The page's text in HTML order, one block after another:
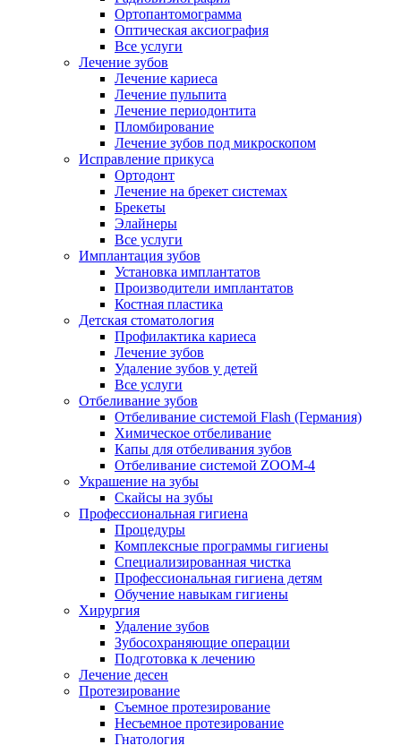
Ортопантомограмма
Оптическая аксиография
Все услуги
Лечение зубов
Лечение кариеса
Лечение пульпита
Лечение периодонтита
Пломбирование
Лечение зубов под микроскопом
Исправление прикуса
Ортодонт
Лечение на брекет системах
Брекеты
Элайнеры
Все услуги
Имплантация зубов
Установка имплантатов
Производители имплантатов
Костная пластика
Детская стоматология
Профилактика кариеса
Лечение зубов
Удаление зубов у детей
Все услуги
Отбеливание зубов
Отбеливание системой Flash (Германия)
Химическое отбеливание
Капы для отбеливания зубов
Отбеливание системой ZOOM-4
Украшение на зубы
Скайсы на зубы
Профессиональная гигиена
Процедуры
Комплексные программы гигиены
Специализированная чистка
Профессиональная гигиена детям
Обучение навыкам гигиены
Хирургия
Удаление зубов
Зубосохраняющие операции
Подготовка к лечению
Лечение десен
Протезирование
Съемное протезирование
Несъемное протезирование
Гнатология